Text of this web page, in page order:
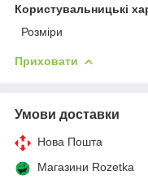
Користувальницькі
Розміри
Приховати
Умови доставки
Нова Пошта
Магазини Rozetka